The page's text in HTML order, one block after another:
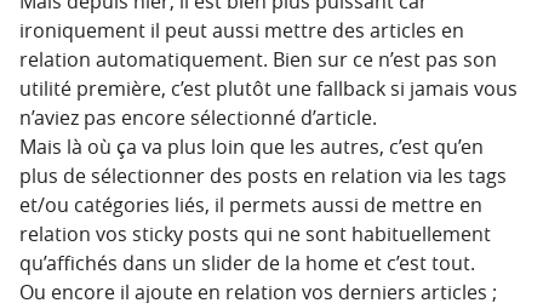
ironiquement il peut aussi mettre des articles en
relation automatiquement. Bien sur ce n’est pas son
utilité première, c’est plutôt une fallback si jamais vous
n’aviez pas encore sélectionné d’article.
Mais là où ça va plus loin que les autres, c’est qu’en
plus de sélectionner des posts en relation via les tags
et/ou catégories liés, il permets aussi de mettre en
relation vos sticky posts qui ne sont habituellement
qu’affichés dans un slider de la home et c’est tout.
Ou encore il ajoute en relation vos derniers articles ;